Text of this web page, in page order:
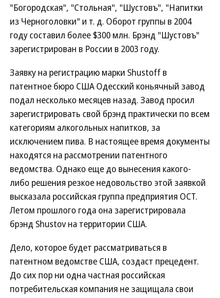
"Богородская", "Стольная", "Шустовъ", "Напитки
из Черноголовки" и т. д. Оборот группы в 2004
году составил более $300 млн. Брэнд "Шустовъ"
зарегистрирован в России в 2003 году.
Заявку на регистрацию марки Shustoff в
патентное бюро США Одесский коньячный завод
подал несколько месяцев назад. Завод просил
зарегистрировать свой брэнд практически по всем
категориям алкогольных напитков, за
исключением пива. В настоящее время документы
находятся на рассмотрении патентного
ведомства. Однако еще до вынесения какого-
либо решения резкое недовольство этой заявкой
высказала российская группа предприятия ОСТ.
Летом прошлого года она зарегистрировала
брэнд Shustov на территории США.
Дело, которое будет рассматриваться в
патентном ведомстве США, создаст прецедент.
До сих пор ни одна частная российская
потребительская компания не защищала свои